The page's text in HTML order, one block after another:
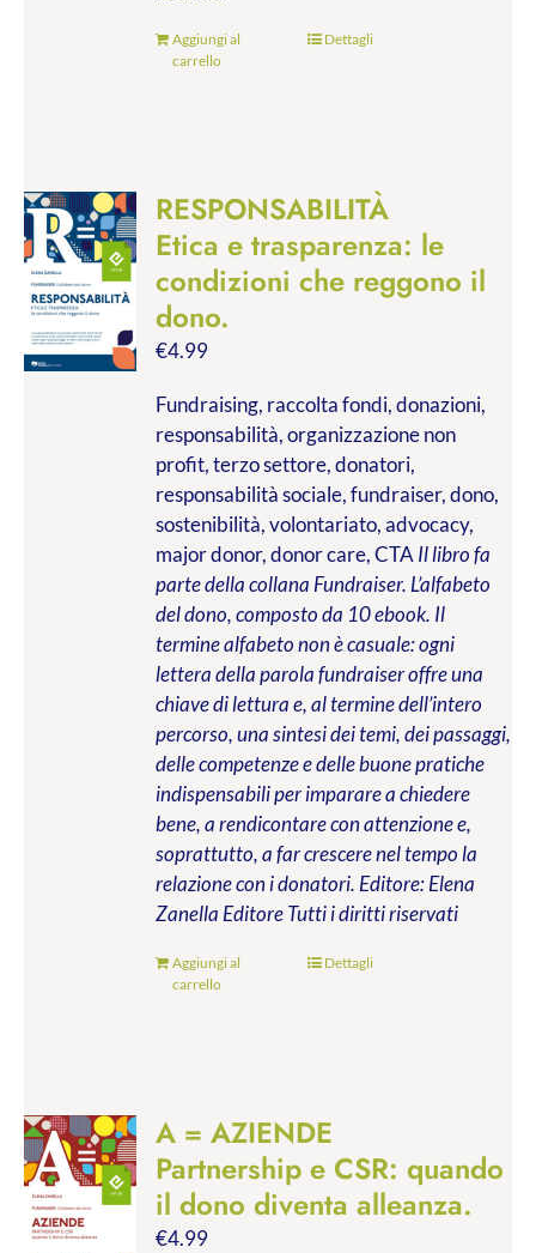
Aggiungi al
carrello
Dettagli
RESPONSABILITÀ
Etica e trasparenza: le
condizioni che reggono il
dono.
€4.99
Fundraising, raccolta fondi, donazioni,
responsabilità, organizzazione non
profit, terzo settore, donatori,
responsabilità sociale, fundraiser, dono,
sostenibilità, volontariato, advocacy,
major donor, donor care, CTA Il libro fa
parte della collana Fundraiser. L’alfabeto
del dono, composto da 10 ebook. Il
termine alfabeto non è casuale: ogni
lettera della parola fundraiser offre una
chiave di lettura e, al termine dell’intero
percorso, una sintesi dei temi, dei passaggi,
delle competenze e delle buone pratiche
indispensabili per imparare a chiedere
bene, a rendicontare con attenzione e,
soprattutto, a far crescere nel tempo la
relazione con i donatori. Editore: Elena
Zanella EditoreTutti i diritti riservati
Aggiungi al
carrello
Dettagli
A = AZIENDE
Partnership e CSR: quando
il dono diventa alleanza.
€4.99